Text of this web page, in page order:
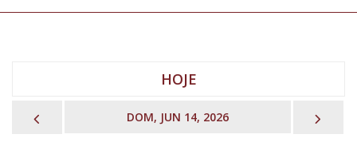
HOJE
DOM, JUN 14, 2026